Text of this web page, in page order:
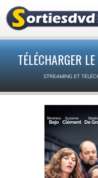
TÉLÉCHARGER
STREAMING ET